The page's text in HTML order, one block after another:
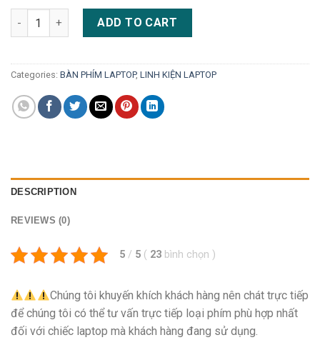
Bàn phím laptop HP Pavilion DV5 DV5-1000 DV5-1104 DV5-
ADD TO CART
Categories: BÀN PHÍM LAPTOP, LINH KIỆN LAPTOP
DESCRIPTION
REVIEWS (0)
5 / 5 ( 23 bình chọn )
Chúng tôi khuyến khích khách hàng nên chát trực tiếp
để chúng tôi có thể tư vấn trực tiếp loại phím phù hợp nhất
đối với chiếc laptop mà khách hàng đang sử dụng.